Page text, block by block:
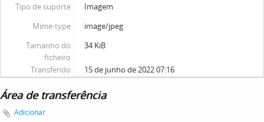
Tipo de suporte
Imagem
Mime-type
image/jpeg
Tamanho do
ficheiro
34 KiB
Transferido 15 de junho de 2022 07:16
Área de transferência
Adicionar